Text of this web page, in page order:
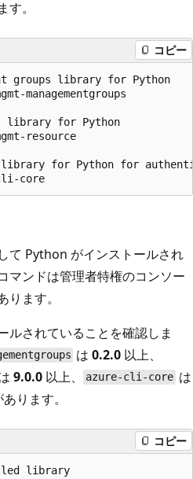
。
コピー
groups library for Python
managementgroups
library for Python
resource
library for Python for
て Python がインストールされ
マンドは管理者特権のコンソー
ます。
ルされていることを確認しま
は0.2.0 以上、
9.0.0 以上、 azure-cli-core は
ります。
コピー
library